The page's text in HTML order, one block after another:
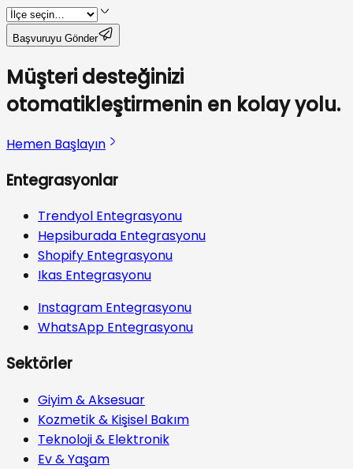
Başvuruyu Gönder
Müşteri desteğinizi
otomatikleştirmenin en kolay yolu.
Hemen Başlayın
Entegrasyonlar
Trendyol Entegrasyonu
Hepsiburada Entegrasyonu
Shopify Entegrasyonu
Ikas Entegrasyonu
Instagram Entegrasyonu
WhatsApp Entegrasyonu
Sektörler
Giyim & Aksesuar
Kozmetik & Kişisel Bakım
Teknoloji & Elektronik
Ev & Yaşam